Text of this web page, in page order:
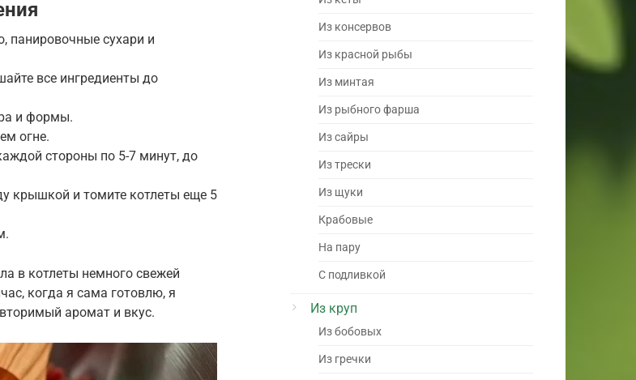
панировочные сухари и
все ингредиенты до
и формы.
огне.
стороны по 5-7 минут, до
крышкой и томите котлеты еще 5
в котлеты немного свежей
когда я сама готовлю, я
аромат и вкус.
Из консервов
Из красной рыбы
Из минтая
Из рыбного фарша
Из сайры
Из трески
Из щуки
Крабовые
На пару
С подливкой
Из круп
Из бобовых
Из гречки